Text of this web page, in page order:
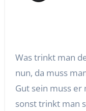
Was trinkt man
nun, da muss
Gut sein muss er
sonst trinkt man